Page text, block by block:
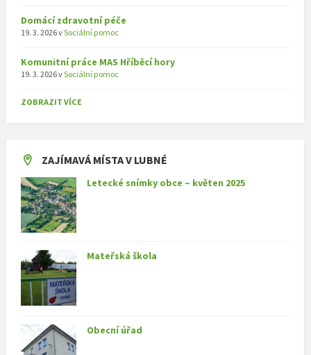
Domácí zdravotní péče
19. 3. 2026vSociální pomoc
Komunitní práce MAS Hříběcí hory
19. 3. 2026vSociální pomoc
ZOBRAZIT VÍCE
ZAJÍMAVÁ MÍSTA V LUBNÉ
Letecké snímky obce – květen 2025
Mateřská škola
Obecní úřad